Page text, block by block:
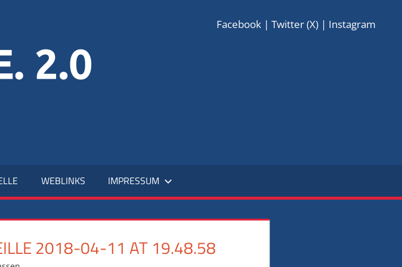
Facebook | Twitter (X) | Instagram
WEBLINKS IMPRESSUM
2018-04-11 AT 19.48.58